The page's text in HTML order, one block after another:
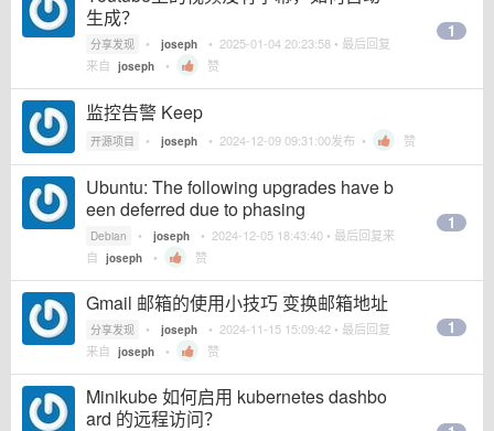
生成？
分享发现 • joseph • 2025-01-04 20:23:58 • 最后回复
来自 joseph • 赞
1
监控告警 Keep
开源项目 • joseph • 2024-12-09 09:31:00发布 • 赞
Ubuntu: The following upgrades have b
een deferred due to phasing
Debian • joseph • 2024-12-05 18:43:40 • 最后回复来
自 joseph • 赞
1
Gmail 邮箱的使用小技巧 变换邮箱地址
分享发现 • joseph • 2024-11-15 15:09:42 • 最后回复
来自 joseph • 赞
1
Minikube 如何启用 kubernetes dashbo
ard 的远程访问？